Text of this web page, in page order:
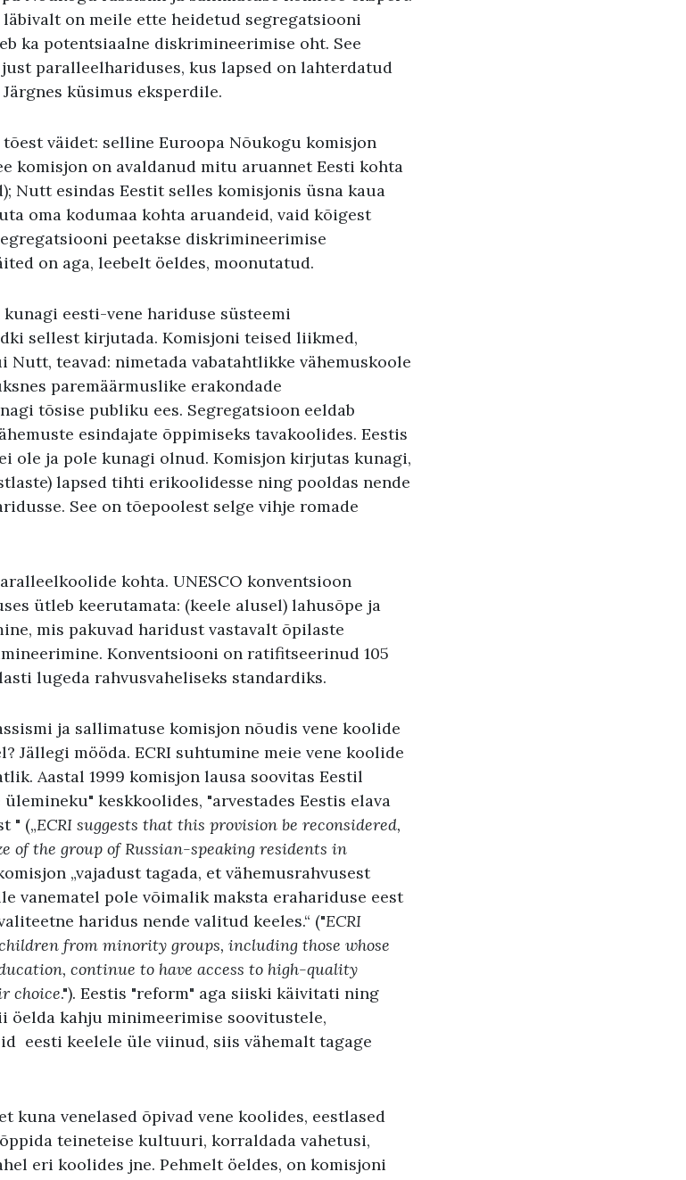
on meile ette heidetud segregatsiooni
ka potentsiaalne diskrimineerimise oht. See
paralleelhariduses, kus lapsed on lahterdatud
küsimus eksperdile.
väidet: selline Euroopa Nõukogu komisjon
komisjon on avaldanud mitu aruannet Eesti kohta
Nutt esindas Eestit selles komisjonis üsna kaua
oma kodumaa kohta aruandeid, vaid kõigest
peetakse diskrimineerimise
on aga, leebelt öeldes, moonutatud.
eesti-vene hariduse süsteemi
sellest kirjutada. Komisjoni teised liikmed,
teavad: nimetada vabatahtlikke vähemuskoole
paremäärmuslike erakondade
tõsise publiku ees. Segregatsioon eeldab
esindajate õppimiseks tavakoolides. Eestis
ole ja pole kunagi olnud. Komisjon kirjutas kunagi,
lapsed tihti erikoolidesse ning pooldas nende
See on tõepoolest selge vihje romade
kohta. UNESCO konventsioon
ütleb keerutamata: (keele alusel) lahusõpe ja
mis pakuvad haridust vastavalt õpilaste
Konventsiooni on ratifitseerinud 105
lugeda rahvusvaheliseks standardiks.
ja sallimatuse komisjon nõudis vene koolide
Jällegi mööda. ECRI suhtumine meie vene koolide
Aastal 1999 komisjon lausa soovitas Eestil
keskkoolides, "arvestades Eestis elava
" („ECRI suggests that this provision be reconsidered,
of the group of Russian-speaking residents in
„vajadust tagada, et vähemusrahvusest
vanematel pole võimalik maksta erahariduse eest
haridus nende valitud keeles.“ ("ECRI
from minority groups, including those whose
continue to have access to high-quality
choice."). Eestis "reform" aga siiski käivitati ning
öelda kahju minimeerimise soovitustele,
eesti keelele üle viinud, siis vähemalt tagage
kuna venelased õpivad vene koolides, eestlased
teineteise kultuuri, korraldada vahetusi,
eri koolides jne. Pehmelt öeldes, on komisjoni